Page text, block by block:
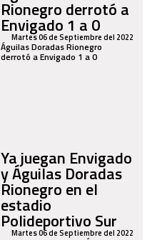
Rionegro derrotó a
Envigado 1 a 0
Martes 06 de Septiembre del 2022
Águilas Doradas Rionegro
derrotó a Envigado 1 a 0
Ya juegan Envigado
y Águilas Doradas
Rionegro en el
estadio
Polideportivo Sur
Martes 06 de Septiembre del 2022